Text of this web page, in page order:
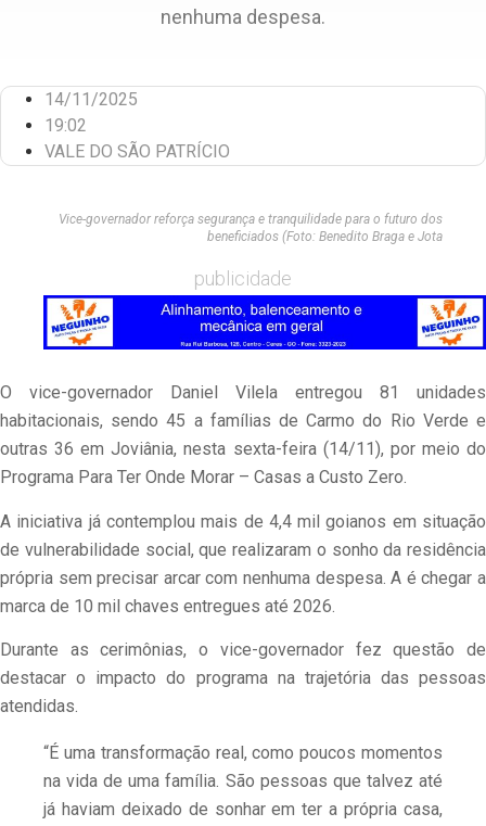
nenhuma despesa.
14/11/2025
19:02
VALE DO SÃO PATRÍCIO
Vice-governador reforça segurança e tranquilidade para o futuro dos
beneficiados (Foto: Benedito Braga e Jota
publicidade
O vice-governador Daniel Vilela entregou 81 unidades
habitacionais, sendo 45 a famílias de Carmo do Rio Verde e
outras 36 em Joviânia, nesta sexta-feira (14/11), por meio do
Programa Para Ter Onde Morar – Casas a Custo Zero.
A iniciativa já contemplou mais de 4,4 mil goianos em situação
de vulnerabilidade social, que realizaram o sonho da residência
própria sem precisar arcar com nenhuma despesa. A é chegar a
marca de 10 mil chaves entregues até 2026.
Durante as cerimônias, o vice-governador fez questão de
destacar o impacto do programa na trajetória das pessoas
atendidas.
“É uma transformação real, como poucos momentos
na vida de uma família. São pessoas que talvez até
já haviam deixado de sonhar em ter a própria casa,